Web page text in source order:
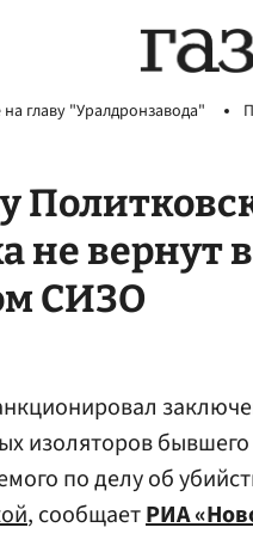
главу "Уралдронзавода"
не вернут
СИЗО
изоляторов
по делу об
, сообщаетРИА